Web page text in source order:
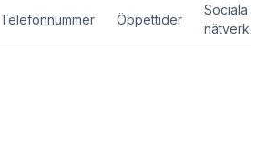
Telefonnummer Öppettider
Sociala
nätverk